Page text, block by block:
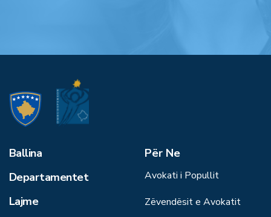
Ballina
Departamentet
Lajme
Për Ne
Avokati i Popullit
Zëvendësit e Avokatit